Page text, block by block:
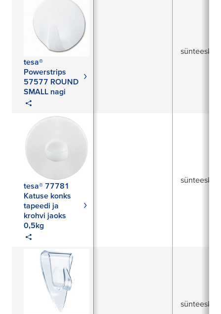
tesa®
Powerstrips
57577 ROUND
SMALL nagi
tesa® 77781
Katuse konks
tapeedi ja
krohvi jaoks
0,5kg